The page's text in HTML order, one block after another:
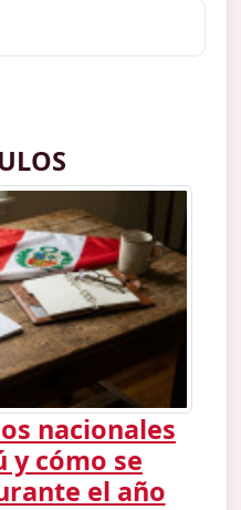
nacionales
y cómo se
el año